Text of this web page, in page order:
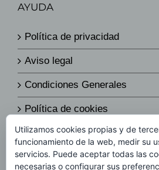
AYUDA
Política de privacidad
Aviso legal
Condiciones Generales
Política de cookies
Política de envíos y
Política de precios
Utilizamos cookies propias y de
funcionamiento de la web, medir su
servicios. Puede aceptar todas las
necesarias o configurar sus